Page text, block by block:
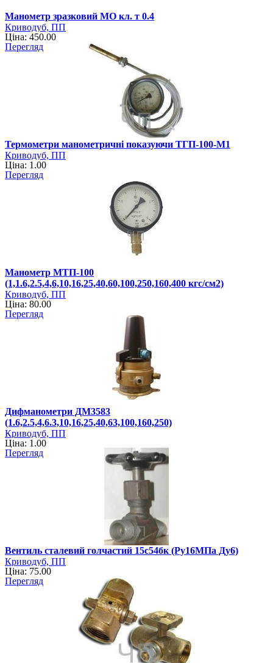
Манометр зразковий МО кл. т 0.4
Криводуб, ПП
Ціна: 450.00
Перегляд
Термометри манометричні показуючи ТГП-100-М1
Криводуб, ПП
Ціна: 1.00
Перегляд
Манометр МТП-100
(1,1.6,2.5,4,6,10,16,25,40,60,100,250,160,400 кгс/см2)
Криводуб, ПП
Ціна: 80.00
Перегляд
Дифманометри ДМ3583
(1.6,2.5,4,6.3,10,16,25,40,63,100,160,250)
Криводуб, ПП
Ціна: 1.00
Перегляд
Вентиль сталевий голчастий 15с54бк (Ру16МПа Ду6)
Криводуб, ПП
Ціна: 75.00
Перегляд